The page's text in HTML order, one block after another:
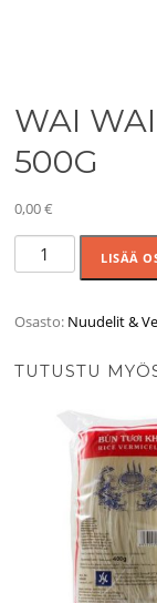
WAI
500G
0,00€
WAI
VERMICELLI
määrä
LISÄÄ
Osasto: Nuudelit &
TUTUSTU